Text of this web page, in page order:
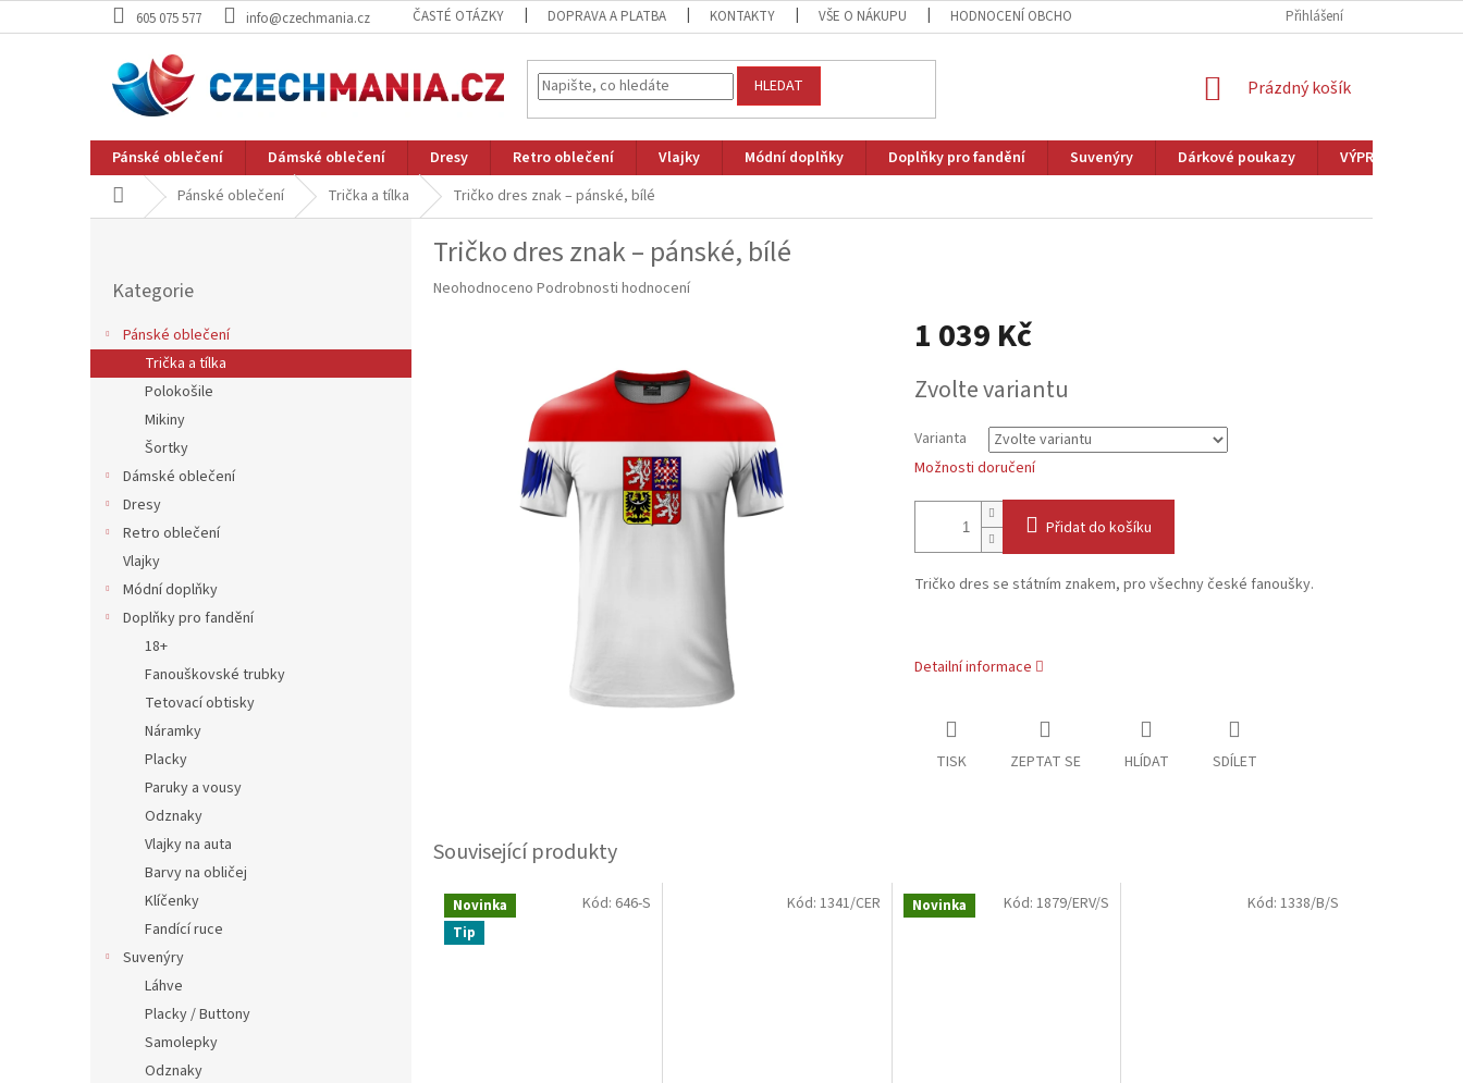
na
605 075 577 info@czechmania.cz ČASTÉ OTÁZKY DOPRAVA A PLATBA KONTAKTY VŠE O NÁKUPU HODNOCENÍ OBCHODU ZAKÁZKOVÁ VÝROBA
Přihlášení
HLEDAT
NÁKUPNÍ
Prázdný košík
Pánské oblečení Dámské oblečení Dresy Retro oblečení Vlajky Módní doplňky Doplňky pro fandění Suvenýry Dárkové poukazy VÝPRODEJ
Domů Pánské oblečení Trička a tílka Tričko dres znak – pánské, bílé
a
n
kategorie
Kategorie
Pánské oblečení
Trička a tílka
Polokošile
Mikiny
Šortky
Dámské oblečení
Dresy
Retro oblečení
Vlajky
Módní doplňky
Doplňky pro fandění
18+
Fanouškovské trubky
Tetovací obtisky
Náramky
Placky
Paruky a vousy
Odznaky
Vlajky na auta
Barvy na obličej
Klíčenky
Fandící ruce
Suvenýry
Láhve
Placky / Buttony
Samolepky
Odznaky
Tričko dres znak – pánské, bílé
Průměrné
Neohodnoceno Podrobnosti hodnocení
1 039 Kč
cena:
Zvolte variantu
Varianta
Možnosti doručení
Přidat do košíku
Tričko dres se státním znakem, pro všechny české fanoušky.
Detailní informace
TISK ZEPTAT SE HLÍDAT SDÍLET
Související produkty
Novinka
Tip
Kód: 646-S Kód: 1341/CER Novinka Kód:1879/ERV/S Kód: 1338/B/S